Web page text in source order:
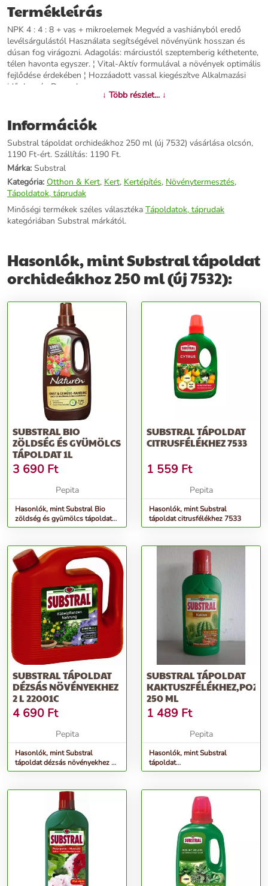
Termékleírás
NPK 4 : 4 : 8 + vas + mikroelemek Megvéd a vashiányból eredő
levélsárgulástól Használata segítségével növényünk hosszan és
dúsan fog virágozni. Adagolás: márciustól szeptemberig kéthetente,
télen havonta egyszer. ¦ Vital-Aktív formulával a növények optimális
fejlődése érdekében ¦ Hozzáadott vassal kiegészítve Alkalmazási
idő: Január–December
↓ Több részlet... ↓
Információk
Substral tápoldat orchideákhoz 250 ml (új 7532) vásárlása olcsón,
1190 Ft-ért. Szállítás: 1190 Ft.
Márka: Substral
Kategória: Otthon & Kert, Kert, Kertépítés, Növénytermesztés,
Tápoldatok, táprudak
Minőségi termékek széles választéka Tápoldatok, táprudak
kategóriában Substral márkától.
Hasonlók, mint Substral tápoldat
orchideákhoz 250 ml (új 7532):
SUBSTRAL BIO
ZÖLDSÉG ÉS GYÜMÖLCS
TÁPOLDAT 1L
3 690 Ft
Pepita
Hasonlók, mint Substral Bio
zöldség és gyümölcs tápoldat
1L
SUBSTRAL TÁPOLDAT
CITRUSFÉLÉKHEZ 7533
1 559 Ft
Pepita
Hasonlók, mint Substral
tápoldat citrusfélékhez 7533
SUBSTRAL TÁPOLDAT
DÉZSÁS NÖVÉNYEKHEZ
2 L 22001C
4 690 Ft
Pepita
Hasonlók, mint Substral
tápoldat dézsás növényekhez 2
L 22001C
SUBSTRAL TÁPOLDAT
250 ML
1 489 Ft
Pepita
Hasonlók, mint Substral
tápoldat
kaktuszfélékhez,pozsgásokhoz